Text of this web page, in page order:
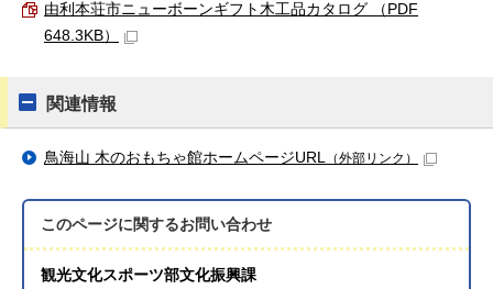
由利本荘市ニューボーンギフト木工品カタログ （PDF
648.3KB）
関連情報
鳥海山 木のおもちゃ館ホームページURL （外部リンク）
このページに関するお問い合わせ
観光文化スポーツ部文化振興課